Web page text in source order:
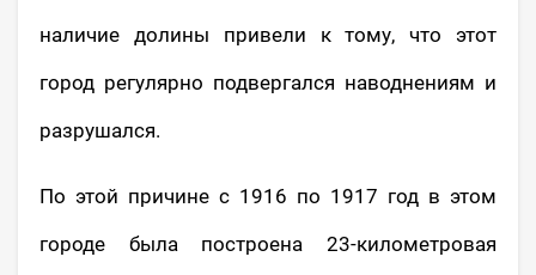
наличие долины привели к тому, что этот
город регулярно подвергался наводнениям и
разрушался.
По этой причине с 1916 по 1917 год в этом
городе была построена 23-километровая